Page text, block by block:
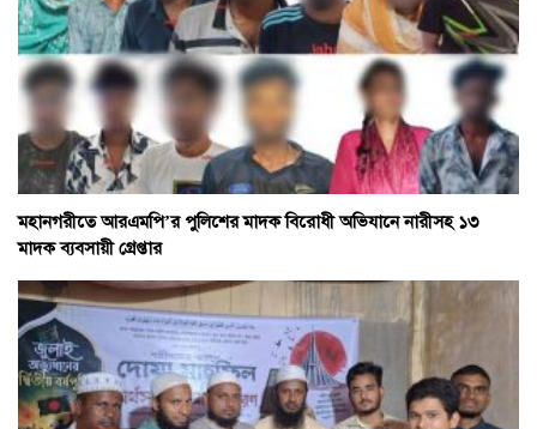
মহানগরীতে আরএমপি’র পুলিশের মাদক বিরোধী অভিযানে নারীসহ ১৩
মাদক ব্যবসায়ী গ্রেপ্তার